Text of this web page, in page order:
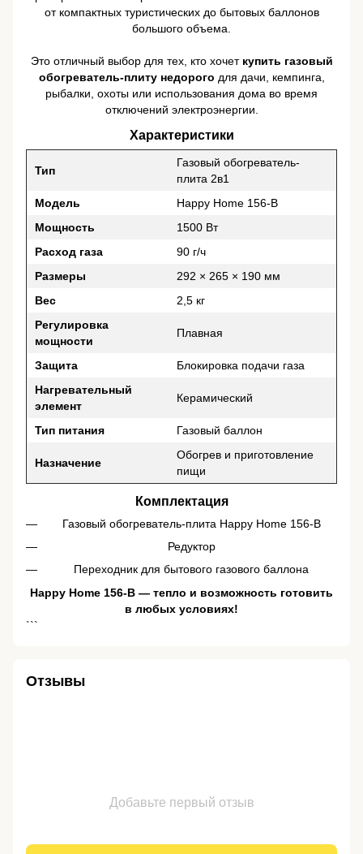
от компактных туристических до бытовых баллонов
большого объема.
Это отличный выбор для тех, кто хочет купить газовый
обогреватель-плиту недорого для дачи, кемпинга,
рыбалки, охоты или использования дома во время
отключений электроэнергии.
Характеристики
Тип
Газовый обогреватель-
плита 2в1
Модель
Happy Home 156-B
Мощность
1500 Вт
Расход газа
90 г/ч
Размеры
292 × 265 × 190 мм
Вес
2,5 кг
Регулировка
мощности
Плавная
Защита
Блокировка подачи газа
Нагревательный
элемент
Керамический
Тип питания Газовый баллон
Назначение
Обогрев и приготовление
пищи
Комплектация
Газовый обогреватель-плита Happy Home 156-B
Редуктор
Переходник для бытового газового баллона
Happy Home 156-B — тепло и возможность готовить
в любых условиях!
```
Отзывы
Добавьте первый отзыв